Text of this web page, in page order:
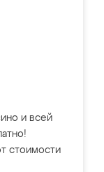
и всей
стоимости